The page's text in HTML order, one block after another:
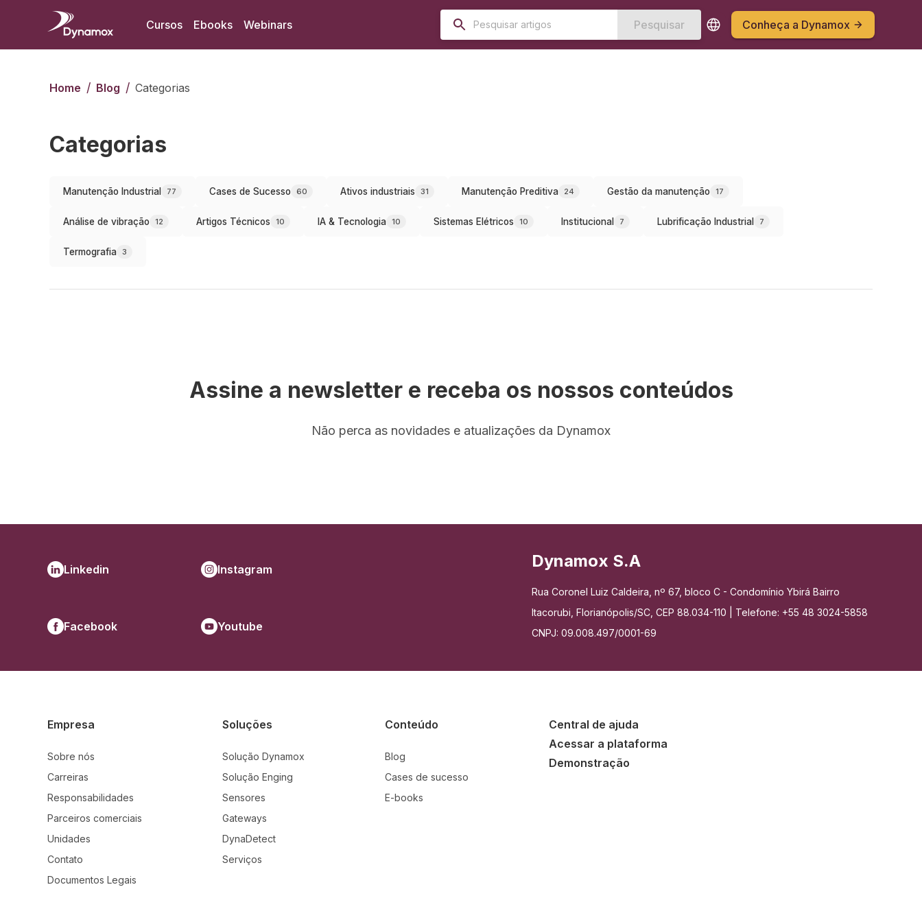
Cursos Ebooks Webinars Pesquisar Conheça a Dynamox
Home / Blog / Categorias
Categorias
Manutenção Industrial 77 Cases de Sucesso 60 Ativos industriais 31 Manutenção Preditiva 24 Gestão da manutenção 17
Análise de vibração 12 Artigos Técnicos 10 IA & Tecnologia 10 Sistemas Elétricos 10 Institucional 7 Lubrificação Industrial 7
Termografia 3
Assine a newsletter e receba os nossos conteúdos
Não perca as novidades e atualizações da Dynamox
Linkedin Instagram
Facebook Youtube
Dynamox S.A
Rua Coronel Luiz Caldeira, nº 67, bloco C - Condomínio Ybirá Bairro
Itacorubi, Florianópolis/SC, CEP 88.034-110 | Telefone: +55 48 3024-5858
CNPJ: 09.008.497/0001-69
Empresa
Sobre nós
Carreiras
Responsabilidades
Parceiros comerciais
Unidades
Contato
Documentos Legais
Soluções
Solução Dynamox
Solução Enging
Sensores
Gateways
DynaDetect
Serviços
Conteúdo
Blog
Cases de sucesso
E-books
Central de ajuda
Acessar a plataforma
Demonstração